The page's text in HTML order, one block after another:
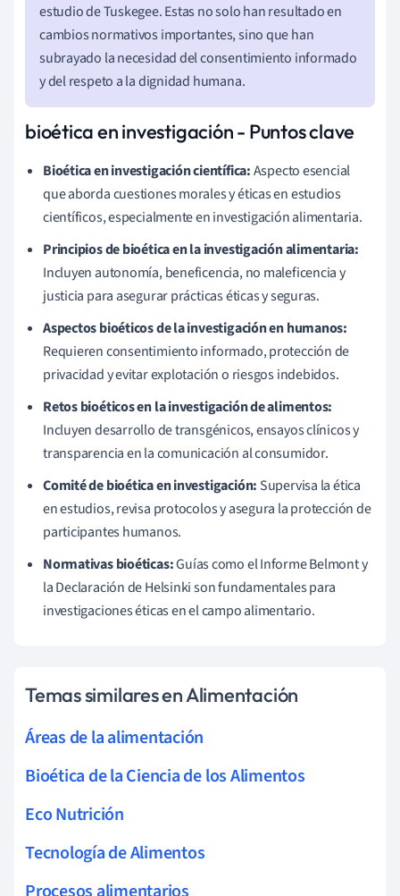
estudio de Tuskegee. Estas no solo han resultado en
cambios normativos importantes, sino que han
subrayado la necesidad del consentimiento informado
y del respeto a la dignidad humana.
bioética en investigación - Puntos clave
Bioética en investigación científica:Aspecto esencial
que aborda cuestiones morales y éticas en estudios
científicos, especialmente en investigación alimentaria.
Principios de bioética en la investigación alimentaria:
Incluyen autonomía, beneficencia, no maleficencia y
justicia para asegurar prácticas éticas y seguras.
Aspectos bioéticos de la investigación en humanos:
Requieren consentimiento informado, protección de
privacidad y evitar explotación o riesgos indebidos.
Retos bioéticos en la investigación de alimentos:
Incluyen desarrollo de transgénicos, ensayos clínicos y
transparencia en la comunicación al consumidor.
Comité de bioética en investigación: Supervisa la ética
en estudios, revisa protocolos y asegura la protección de
participantes humanos.
Normativas bioéticas:Guías como el Informe Belmont y
la Declaración de Helsinki son fundamentales para
investigaciones éticas en el campo alimentario.
Temas similares en Alimentación
Áreas de la alimentación
Bioética de la Ciencia de los Alimentos
Eco Nutrición
Tecnología de Alimentos